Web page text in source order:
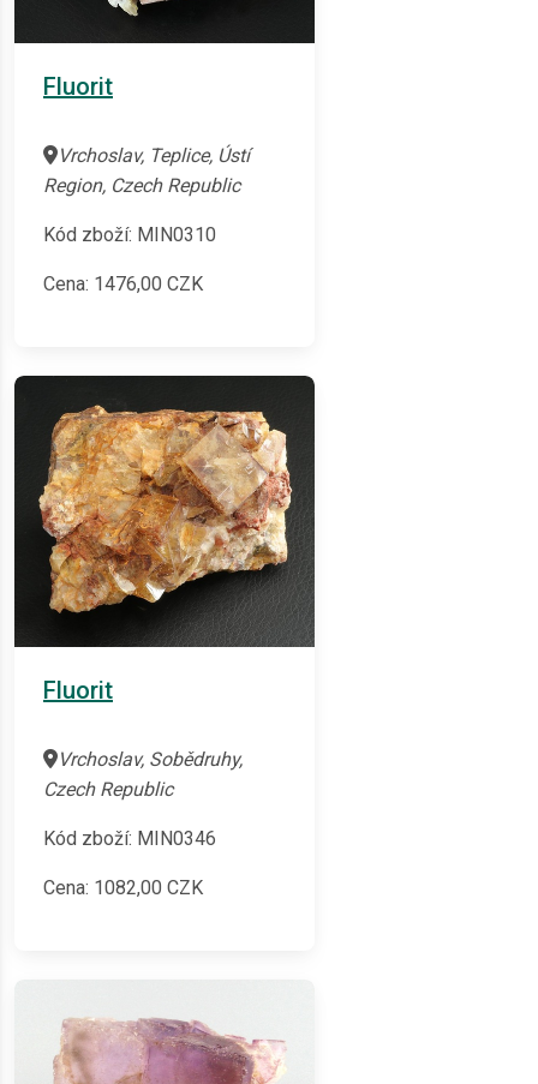
Fluorit
Vrchoslav, Teplice, Ústí
Region, Czech Republic
Kód zboží: MIN0310
Cena: 1476,00 CZK
Fluorit
Vrchoslav, Sobědruhy,
Czech Republic
Kód zboží: MIN0346
Cena: 1082,00 CZK